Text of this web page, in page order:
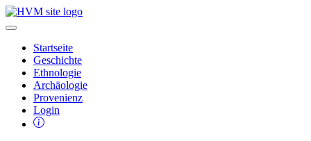
Startseite
Geschichte
Ethnologie
Archäologie
Provenienz
Login